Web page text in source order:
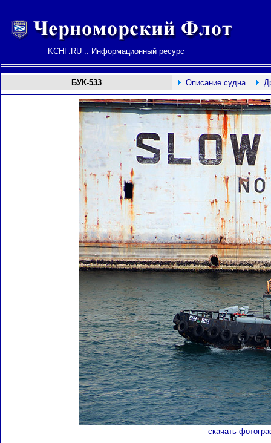
KCHF.RU :: Информационный ресурс
БУК-533 Описание судна
скачать